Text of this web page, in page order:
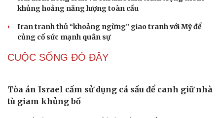
Cải chính
Mỹ hủy kế hoạch tấn công Iran: Bước lùi chiến thuật hay
nước cờ của ông Trump?
Kịch bản nguy hiểm khi cuộc chiến Iran tác động qua lại
với xung đột Ukraine